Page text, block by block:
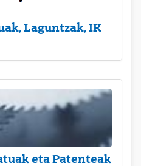
Laguntzak, IK
eta Patenteak